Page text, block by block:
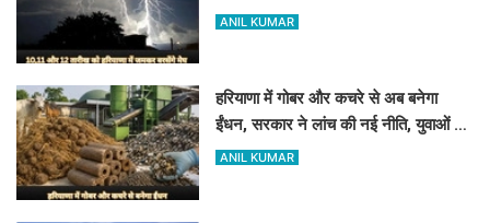
जिलों में रेड अलर्ट जारी
ANIL KUMAR
हरियाणा में गोबर और कचरे से अब बनेगा
ईंधन, सरकार ने लांच की नई नीति, युवाओं को
मिलेगा रोजगार
ANIL KUMAR